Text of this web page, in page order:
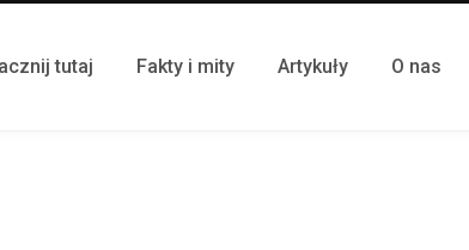
tutaj Fakty i mity Artykuły O nas